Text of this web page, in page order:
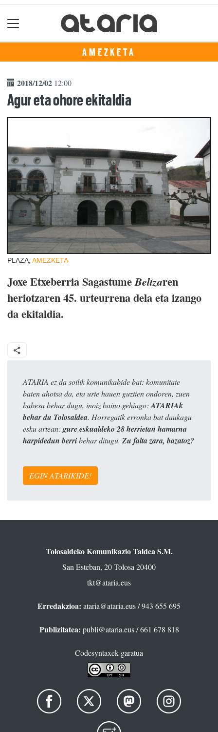
AMEZKETA
2018/12/02 12:00
Agur eta ohore ekitaldia
PLAZA, AMEZKETA
Joxe Etxeberria SagastumeBeltzaren
heriotzaren 45. urteurrena dela eta izango
da ekitaldia.
ATARIA ez da soilik komunikabide bat: komunitate
baten ahotsa da, eta urte hauen guztien ondoren, zuen
babesa behar dugu, inoiz baino gehiago: ATARIAk
behar du Tolosaldea. Horregatik erronka bat daukagu
esku artean: gure eskualdeko 28 herrietan hamarna
harpidedun berribehar ditugu. Zu falta zara, bazatoz?
EGIN ATARIKIDE!
Tolosaldeko Komunikazio Taldea S.M.
San Esteban, 20 Tolosa 20400
tkt@ataria.eus
Erredakzioa: ataria@ataria.eus/ 943 655 695
Publizitatea: publi@ataria.eus/ 661 678 818
Codesyntaxek garatua